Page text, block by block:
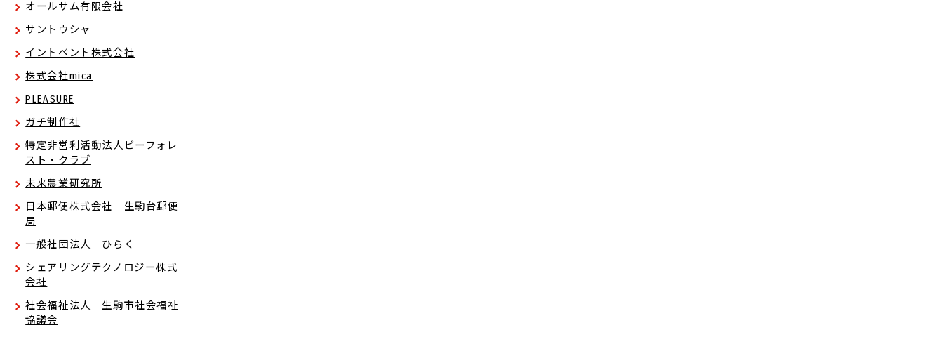
オールサム有限会社
サントウシャ
イントベント株式会社
株式会社mica
PLEASURE
ガチ制作社
特定非営利活動法人ビーフォレ
スト・クラブ
未来農業研究所
日本郵便株式会社 生駒台郵便
局
一般社団法人 ひらく
シェアリングテクノロジー株式
会社
社会福祉法人 生駒市社会福祉
協議会